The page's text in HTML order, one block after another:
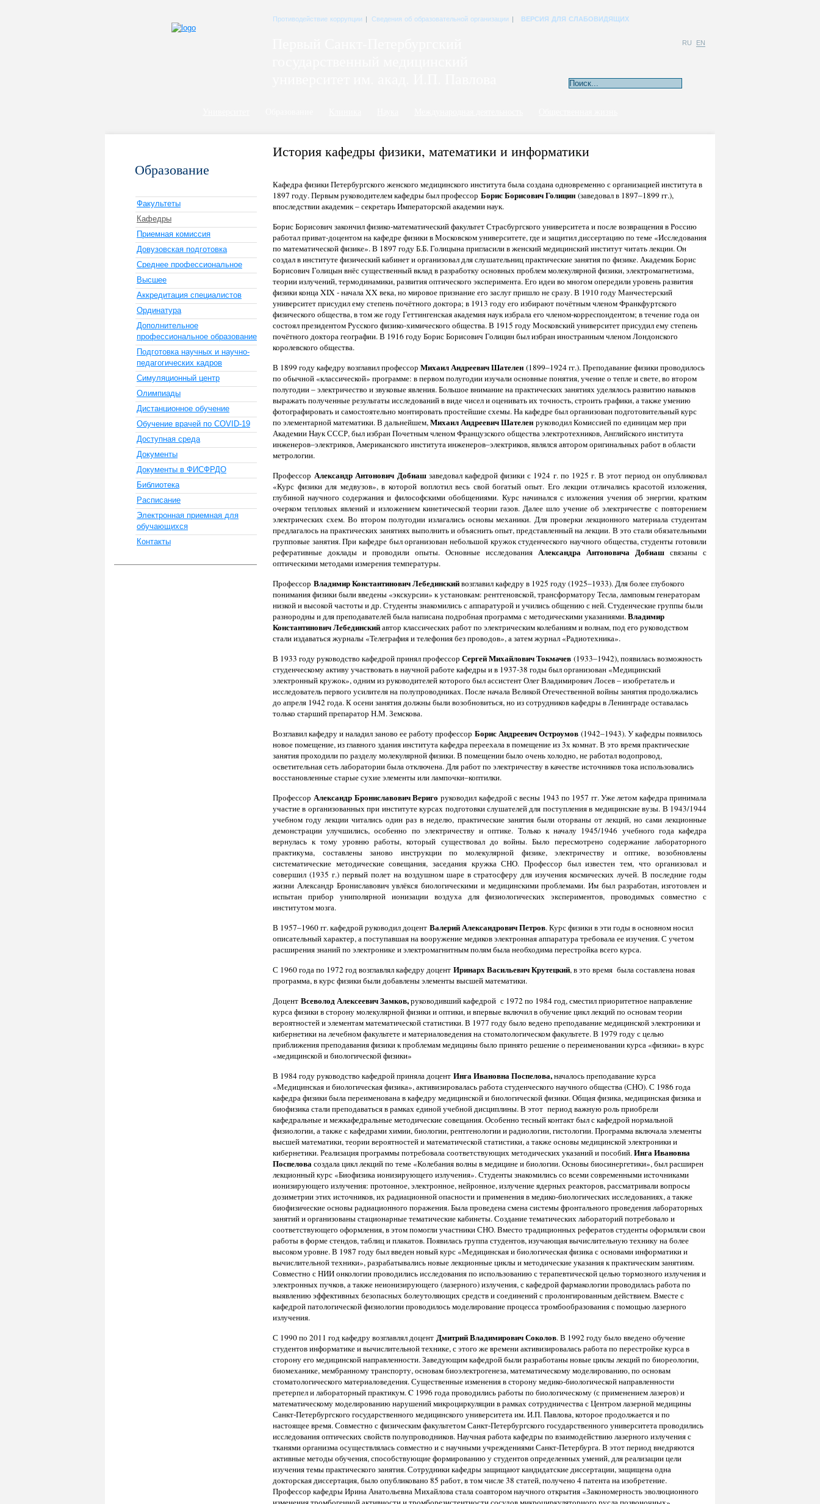
RU EN
Противодействие коррупции | Сведения об образовательной организации | ВЕРСИЯ ДЛЯ СЛАБОВИДЯЩИХ
История кафедры физики, математики и информатики
Кафедра физики Петербургского женского медицинского института была создана одновременно с организацией института в
1897 году. Первым руководителем кафедры был профессор Борис Борисович Голицин (заведовал в 1897–1899 гг.),
впоследствии академик – секретарь Императорской академии наук.
Борис Борисович закончил физико-математический факультет Страсбургского университета и после возвращения в Россию
работал приват-доцентом на кафедре физики в Московском университете, где и защитил диссертацию по теме «Исследования
по математической физике». В 1897 году Б.Б. Голицына пригласили в женский медицинский институт читать лекции. Он
создал в институте физический кабинет и организовал для слушательниц практические занятия по физике. Академик Борис
Борисович Голицын внёс существенный вклад в разработку основных проблем молекулярной физики, электромагнетизма,
теории излучений, термодинамики, развития оптического эксперимента. Его идеи во многом опередили уровень развития
физики конца XIX - начала XX века, но мировое признание его заслуг пришло не сразу. В 1910 году Манчестерский
университет присудил ему степень почётного доктора; в 1913 году его избирают почётным членом Франкфуртского
физического общества, в том же году Геттингенская академия наук избрала его членом-корреспондентом; в течение года он
состоял президентом Русского физико-химического общества. В 1915 году Московский университет присудил ему степень
почётного доктора географии. В 1916 году Борис Борисович Голицин был избран иностранным членом Лондонского
королевского общества.
В 1899 году кафедру возглавил профессор Михаил Андреевич Шателен (1899–1924 гг.). Преподавание физики проводилось
по обычной «классической» программе: в первом полугодии изучали основные понятия, учение о тепле и свете, во втором
полугодии – электричество и звуковые явления. Большое внимание на практических занятиях уделялось развитию навыков
выражать полученные результаты исследований в виде чисел и оценивать их точность, строить графики, а также умению
фотографировать и самостоятельно монтировать простейшие схемы. На кафедре был организован подготовительный курс
по элементарной математики. В дальнейшем,Михаил Андреевич Шателен руководил Комиссией по единицам мер при
Академии Наук СССР, был избран Почетным членом Французского общества электротехников, Английского института
инженеров–электриков, Американского института инженеров–электриков, являлся автором оригинальных работ в области
метрологии.
ПрофессорАлександр Антонович Добиашзаведовал кафедрой физики с 1924 г. по 1925 г. В этот период он опубликовал
«Курс физики для медвузов», в которой воплотил весь свой богатый опыт. Его лекции отличались красотой изложения,
глубиной научного содержания и философскими обобщениями. Курс начинался с изложения учения об энергии, кратким
очерком тепловых явлений и изложением кинетической теории газов. Далее шло учение об электричестве с повторением
электрических схем. Во втором полугодии излагались основы механики.Для проверки лекционного материала студентам
предлагалось на практических занятиях выполнить и объяснить опыт, представленный на лекции. В это стали обязательными
групповые занятия. При кафедре был организован небольшой кружок студенческого научного общества, студенты готовили
реферативные доклады и проводили опыты. Основные исследования Александра Антоновича Добиаш связаны с
оптическими методами измерения температуры.
Профессор Владимир Константинович Лебединскийвозглавил кафедру в 1925 году (1925–1933). Для более глубокого
понимания физики были введены «экскурсии» к установкам: рентгеновской, трансформатору Тесла, ламповым генераторам
низкой и высокой частоты и др. Студенты знакомились с аппаратурой и учились общению с ней. Студенческие группы были
разнородны и для преподавателей была написана подробная программа с методическими указаниями.Владимир
Константинович Лебединскийавтор классических работ по электрическим колебаниям и волнам, под его руководством
стали издаваться журналы «Телеграфия и телефония без проводов», а затем журнал «Радиотехника».
В 1933 году руководство кафедрой принял профессор Сергей Михайлович Токмачев (1933–1942), появилась возможность
студенческому активу участвовать в научной работе кафедры и в 1937-38 годы был организован «Медицинский
электронный кружок», одним из руководителей которого был ассистент Олег Владимирович Лосев – изобретатель и
исследователь первого усилителя на полупроводниках. После начала Великой Отечественной войны занятия продолжались
до апреля 1942 года. К осени занятия должны были возобновиться, но из сотрудников кафедры в Ленинграде оставалась
только старший препаратор Н.М. Земскова.
Возглавил кафедру и наладил заново ее работу профессор Борис Андреевич Остроумов (1942–1943). У кафедры появилось
новое помещение, из главного здания института кафедра переехала в помещение из 3х комнат. В это время практические
занятия проходили по разделу молекулярной физики. В помещении было очень холодно, не работал водопровод,
осветительная сеть лаборатории была отключена. Для работ по электричеству в качестве источников тока использовались
восстановленные старые сухие элементы или лампочки–коптилки.
ПрофессорАлександр Брониславович Вериго руководил кафедрой с весны 1943 по 1957 гг. Уже летом кафедра принимала
участие в организованных при институте курсах подготовки слушателей для поступления в медицинские вузы. В 1943/1944
учебном году лекции читались один раз в неделю, практические занятия были оторваны от лекций, но сами лекционные
демонстрации улучшились, особенно по электричеству и оптике. Только к началу 1945/1946 учебного года кафедра
вернулась к тому уровню работы, который существовал до войны. Было пересмотрено содержание лабораторного
практикума, составлены заново инструкции по молекулярной физике, электричеству и оптике, возобновлены
систематические методические совещания, заседания кружка СНО. Профессор был известен тем, что организовал и
совершил (1935 г.) первый полет на воздушном шаре в стратосферу для изучения космических лучей. В последние годы
жизни Александр Брониславович увлёкся биологическими и медицинскими проблемами. Им был разработан, изготовлен и
испытан прибор униполярной ионизации воздуха для физиологических экспериментов, проводимых совместно с
институтом мозга.
В 1957–1960 гг. кафедрой руководил доцент Валерий Александрович Петров. Курс физики в эти годы в основном носил
описательный характер, а поступавшая на вооружение медиков электронная аппаратура требовала ее изучения. С учетом
расширения знаний по электронике и электромагнитным полям была необходима перестройка всего курса.
С 1960 года по 1972 год возглавлял кафедру доцент Иринарх Васильевич Крутецкий, в это время была составлена новая
программа, в курс физики были добавлены элементы высшей математики.
Доцент Всеволод Алексеевич Замков,руководивший кафедрой с 1972 по 1984 год, сместил приоритетное направление
курса физики в сторону молекулярной физики и оптики, и впервые включил в обучение цикл лекций по основам теории
вероятностей и элементам математической статистики. В 1977 году было ведено преподавание медицинской электроники и
кибернетики на лечебном факультете и материаловедения на стоматологическом факультете. В 1979 году с целью
приближения преподавания физики к проблемам медицины было принято решение о переименовании курса «физики» в курс
«медицинской и биологической физики»
В 1984 году руководство кафедрой приняла доцент Инга Ивановна Поспелова,началось преподавание курса
«Медицинская и биологическая физика», активизировалась работа студенческого научного общества (СНО). С 1986 года
кафедра физики была переименована в кафедру медицинской и биологической физики. Общая физика, медицинская физика и
биофизика стали преподаваться в рамках единой учебной дисциплины. В этот период важную роль приобрели
кафедральные и межкафедральные методические совещания. Особенно тесный контакт был с кафедрой нормальной
физиологии, а также с кафедрами химии, биологии, рентгенологии и радиологии, гистологии. Программа включала элементы
высшей математики, теории вероятностей и математической статистики, а также основы медицинской электроники и
кибернетики. Реализация программы потребовала соответствующих методических указаний и пособий.Инга Ивановна
Поспеловасоздала цикл лекций по теме «Колебания волны в медицине и биологии. Основы биосинергетики», был расширен
лекционный курс «Биофизика ионизирующего излучения». Студенты знакомились со всеми современными источниками
ионизирующего излучения: протонное, электронное, нейронное, излучение ядерных реакторов, рассматривали вопросы
дозиметрии этих источников, их радиационной опасности и применения в медико-биологических исследованиях, а также
биофизические основы радиационного поражения. Была проведена смена системы фронтального проведения лабораторных
занятий и организованы стационарные тематические кабинеты. Создание тематических лабораторий потребовало и
соответствующего оформления, в этом помогли участники СНО. Вместо традиционных рефератов студенты оформляли свои
работы в форме стендов, таблиц и плакатов. Появилась группа студентов, изучающая вычислительную технику на более
высоком уровне. В 1987 году был введен новый курс «Медицинская и биологическая физика с основами информатики и
вычислительной техники», разрабатывались новые лекционные циклы и методические указания к практическим занятиям.
Совместно с НИИ онкологии проводились исследования по использованию с терапевтической целью тормозного излучения и
электронных пучков, а также неионизирующего (лазерного) излучения, с кафедрой фармакологии проводилась работа по
выявлению эффективных безопасных болеутоляющих средств и соединений с пролонгированным действием. Вместе с
кафедрой патологической физиологии проводилось моделирование процесса тромбообразования с помощью лазерного
излучения.
С 1990 по 2011 год кафедру возглавлял доцент Дмитрий Владимирович Соколов. В 1992 году было введено обучение
студентов информатике и вычислительной технике, с этого же времени активизировалась работа по перестройке курса в
сторону его медицинской направленности. Заведующим кафедрой были разработаны новые циклы лекций по биореологии,
биомеханике, мембранному транспорту, основам биоэлектрогенеза, математическому моделированию, по основам
стоматологического материаловедения. Существенные изменения в сторону медико-биологической направленности
претерпел и лабораторный практикум. C 1996 года проводились работы по биологическому (с применением лазеров) и
математическому моделированию нарушений микроциркуляции в рамках сотрудничества с Центром лазерной медицины
Санкт-Петербургского государственного медицинского университета им. И.П. Павлова, которое продолжается и по
настоящее время. Совместно с физическим факультетом Санкт-Петербургского государственного университета проводились
исследования оптических свойств полупроводников. Научная работа кафедры по взаимодействию лазерного излучения с
тканями организма осуществлялась совместно и с научными учреждениями Санкт-Петербурга. В этот период внедряются
активные методы обучения, способствующие формированию у студентов определенных умений, для реализации цели
изучения темы практического занятия. Сотрудники кафедры защищают кандидатские диссертации, защищена одна
докторская диссертация, было опубликовано 85 работ, в том числе 38 статей, получено 4 патента на изобретение.
Профессор кафедры Ирина Анатольевна Михайлова стала соавтором научного открытия «Закономерность эволюционного
Образование
Факультеты
Кафедры
Приемная комиссия
Довузовская подготовка
Среднее профессиональное
Высшее
Аккредитация специалистов
Ординатура
Дополнительное
профессиональное образование
Подготовка научных и научно-
педагогических кадров
Симуляционный центр
Олимпиады
Дистанционное обучение
Обучение врачей по COVID-19
Доступная среда
Документы
Документы в ФИСФРДО
Библиотека
Расписание
Электронная приемная для
обучающихся
Контакты